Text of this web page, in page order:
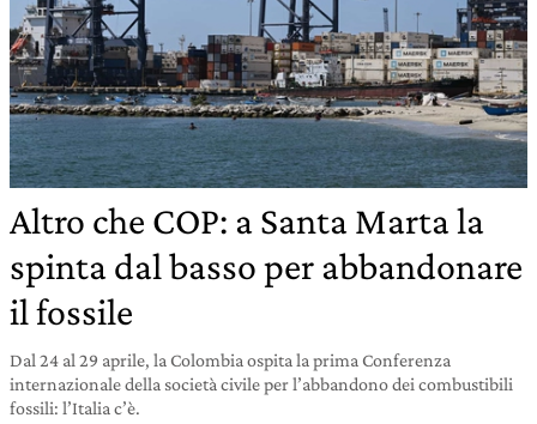
Altro che COP: a Santa Marta la
spinta dal basso per abbandonare
il fossile
Dal 24 al 29 aprile, la Colombia ospita la prima Conferenza
internazionale della società civile per l’abbandono dei combustibili
fossili: l’Italia c’è.